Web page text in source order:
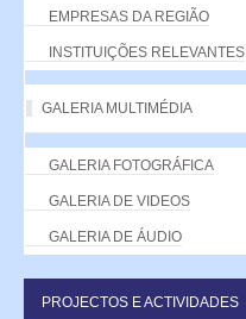
EMPRESAS DA REGIÃO
INSTITUIÇÕES RELEVANTES
GALERIA MULTIMÉDIA
GALERIA FOTOGRÁFICA
GALERIA DE VIDEOS
GALERIA DE ÁUDIO
PROJECTOS E ACTIVIDADES